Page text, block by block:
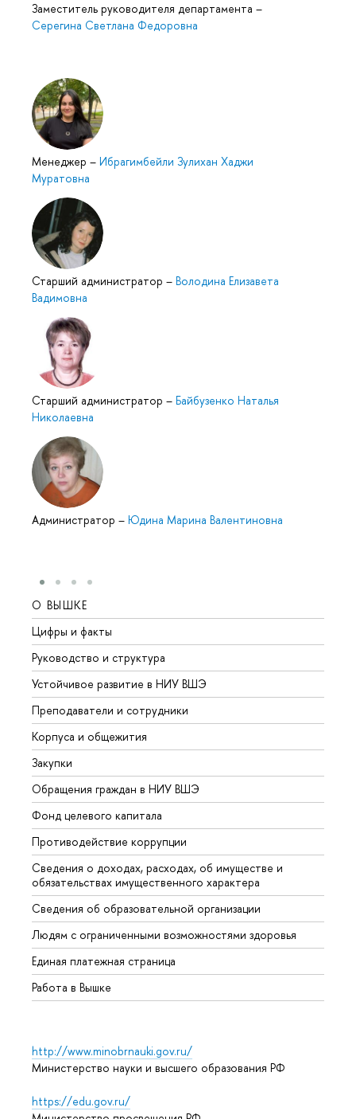
Заместитель руководителя департамента –
Серегина Светлана Федоровна
Менеджер – Ибрагимбейли Зулихан Хаджи
Муратовна
Старший администратор – Володина Елизавета
Вадимовна
Старший администратор – Байбузенко Наталья
Николаевна
Администратор – Юдина Марина Валентиновна
О ВЫШКЕ
Цифры и факты
Руководство и структура
Устойчивое развитие в НИУ ВШЭ
Преподаватели и сотрудники
Корпуса и общежития
Закупки
Обращения граждан в НИУ ВШЭ
Фонд целевого капитала
Противодействие коррупции
Сведения о доходах, расходах, об имуществе и
обязательствах имущественного характера
Сведения об образовательной организации
Людям с ограниченными возможностями здоровья
Единая платежная страница
Работа в Вышке
http://www.minobrnauki.gov.ru/
Министерство науки и высшего образования РФ
https://edu.gov.ru/